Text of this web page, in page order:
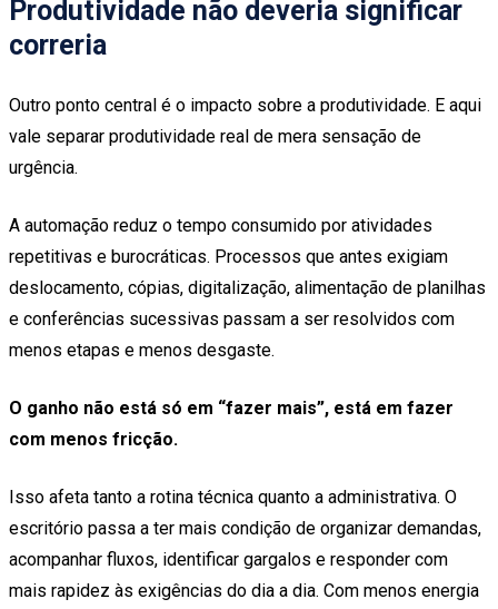
Produtividade não deveria significar
correria
Outro ponto central é o impacto sobre a produtividade. E aqui
vale separar produtividade real de mera sensação de
urgência.
A automação reduz o tempo consumido por atividades
repetitivas e burocráticas. Processos que antes exigiam
deslocamento, cópias, digitalização, alimentação de planilhas
e conferências sucessivas passam a ser resolvidos com
menos etapas e menos desgaste.
O ganho não está só em “fazer mais”, está em fazer
com menos fricção.
Isso afeta tanto a rotina técnica quanto a administrativa. O
escritório passa a ter mais condição de organizar demandas,
acompanhar fluxos, identificar gargalos e responder com
mais rapidez às exigências do dia a dia. Com menos energia